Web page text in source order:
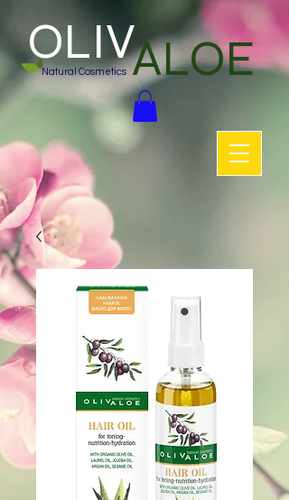
OLIV
Natural Cosmetics ALOE